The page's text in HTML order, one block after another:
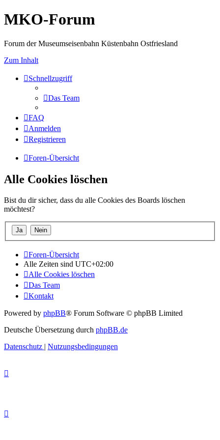
MKO-Forum
Forum der Museumseisenbahn Küstenbahn Ostfriesland
Zum Inhalt
Schnellzugriff
Das Team
FAQ
Anmelden
Registrieren
Foren-Übersicht
Alle Cookies löschen
Bist du dir sicher, dass du alle Cookies des Boards löschen
möchtest?
Foren-Übersicht
Alle Zeiten sind UTC+02:00
Alle Cookies löschen
Das Team
Kontakt
Powered by phpBB® Forum Software © phpBB Limited
Deutsche Übersetzung durch phpBB.de
Datenschutz | Nutzungsbedingungen